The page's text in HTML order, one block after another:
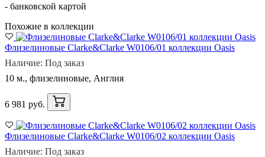
- банковской картой
Похожие в коллекции
Флизелиновые Clarke&Clarke W0106/01 коллекции Oasis
Наличие: Под заказ
10 м., флизелиновые, Англия
6 981 руб.
Флизелиновые Clarke&Clarke W0106/02 коллекции Oasis
Наличие: Под заказ